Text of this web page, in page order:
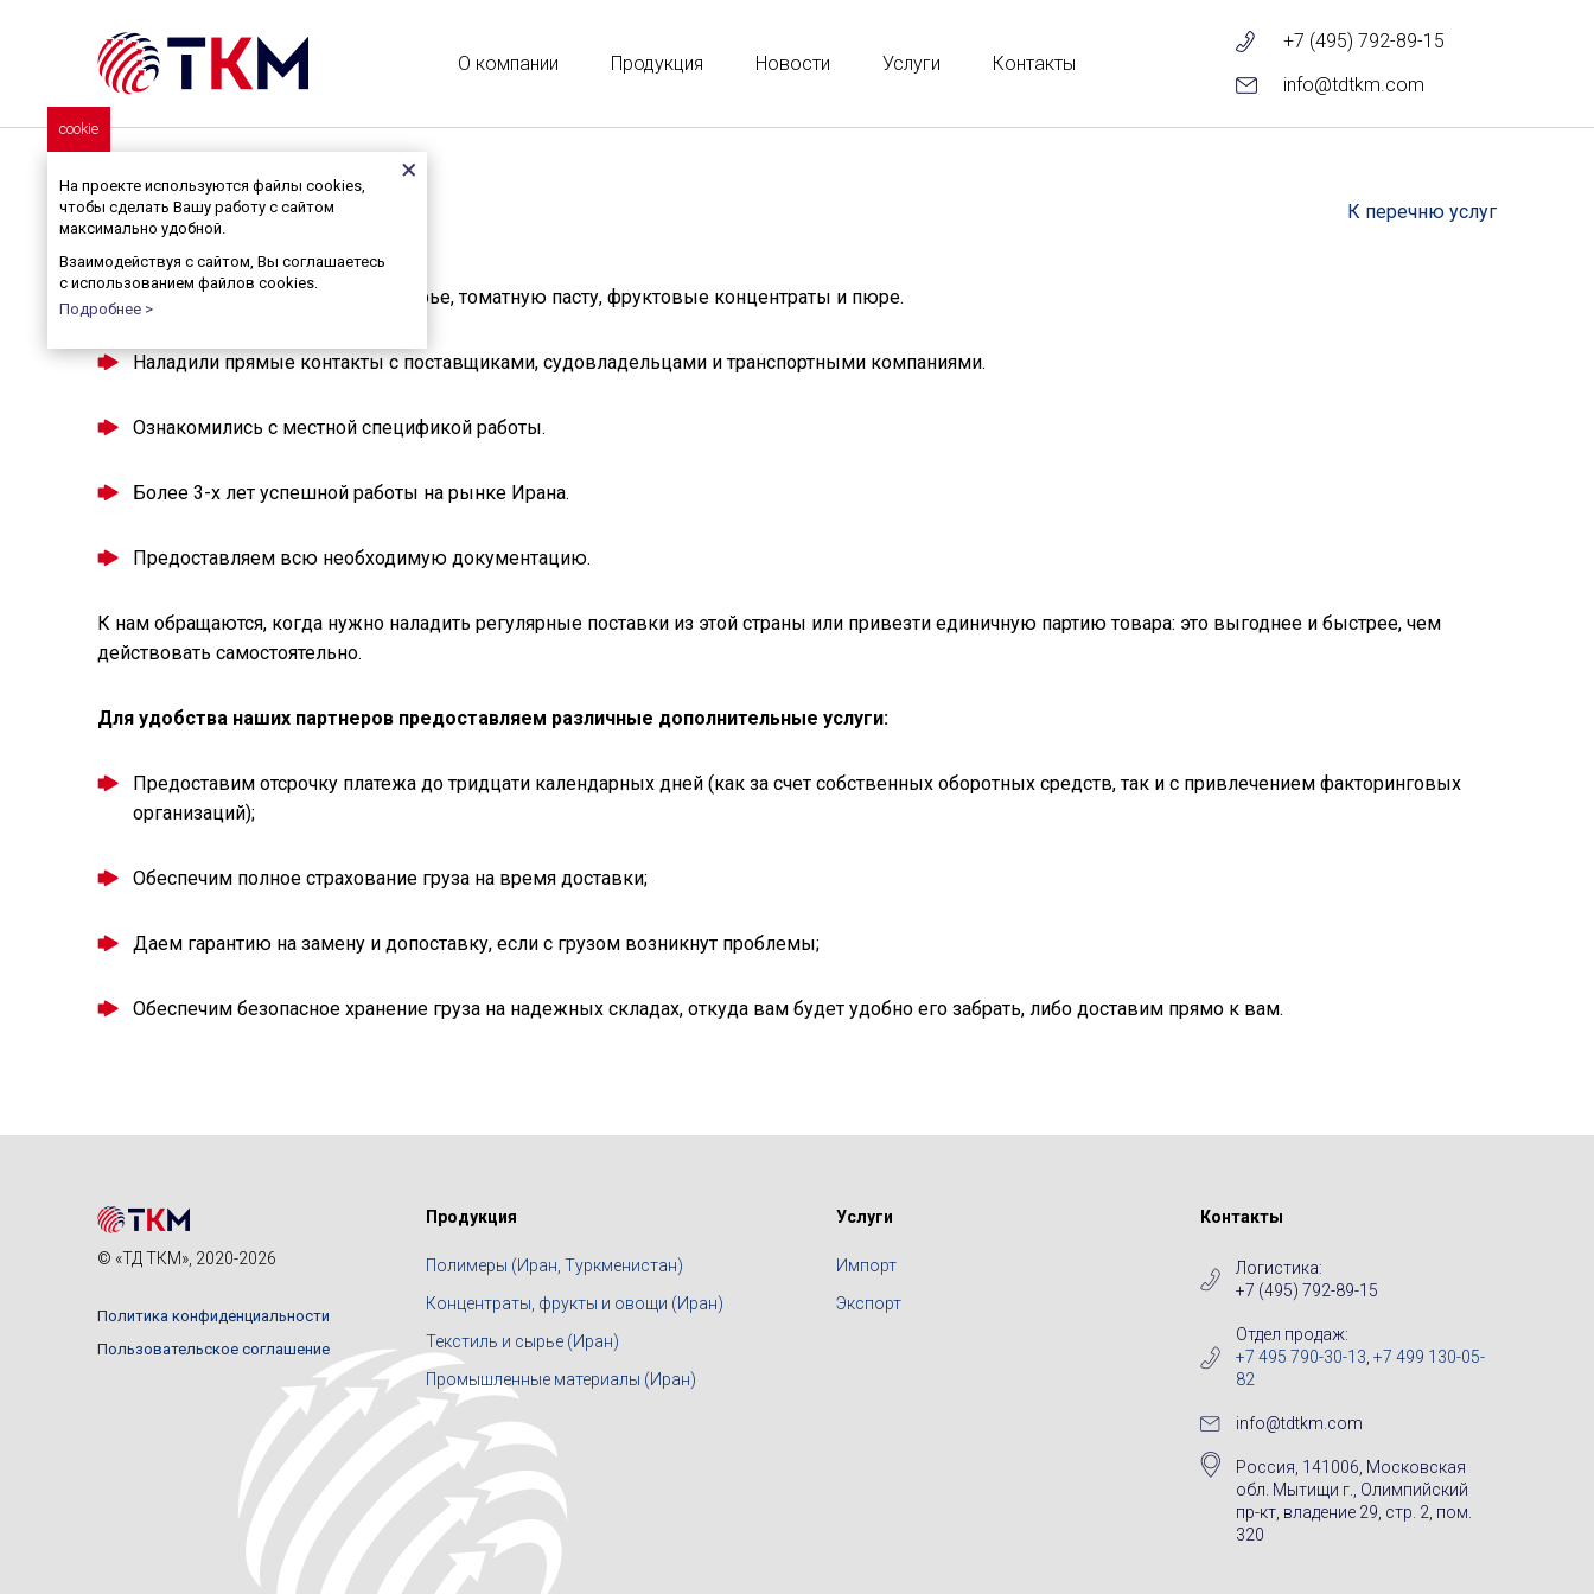
cookie
На проекте используются файлы cookies,
чтобы сделать Вашу работу с сайтом
максимально удобной.
Взаимодействуя с сайтом, Вы соглашаетесь
с использованием файлов cookies.
Подробнее >
О компании Продукция Новости Услуги Контакты
+7 (495) 792-89-15
info@tdtkm.com
Импорт К перечню услуг
Возим из Ирана полимерное сырье, томатную пасту, фруктовые концентраты и пюре.
Наладили прямые контакты с поставщиками, судовладельцами и транспортными компаниями.
Ознакомились с местной спецификой работы.
Более 3-х лет успешной работы на рынке Ирана.
Предоставляем всю необходимую документацию.
К нам обращаются, когда нужно наладить регулярные поставки из этой страны или привезти единичную партию товара: это выгоднее и быстрее, чем
действовать самостоятельно.
Для удобства наших партнеров предоставляем различные дополнительные услуги:
Предоставим отсрочку платежа до тридцати календарных дней (как за счет собственных оборотных средств, так и с привлечением факторинговых
организаций);
Обеспечим полное страхование груза на время доставки;
Даем гарантию на замену и допоставку, если с грузом возникнут проблемы;
Обеспечим безопасное хранение груза на надежных складах, откуда вам будет удобно его забрать, либо доставим прямо к вам.
© «ТД ТКМ», 2020-2026
Политика конфиденциальности
Пользовательское соглашение
Продукция
Полимеры (Иран, Туркменистан)
Концентраты, фрукты и овощи (Иран)
Текстиль и сырье (Иран)
Промышленные материалы (Иран)
Услуги
Импорт
Экспорт
Контакты
Логистика:
+7 (495) 792-89-15
Отдел продаж:
+7 495 790-30-13 +7 499 130-05-
82
info@tdtkm.com
Россия, 141006, Московская
обл. Мытищи г., Олимпийский
пр-кт, владение 29, стр. 2, пом.
320